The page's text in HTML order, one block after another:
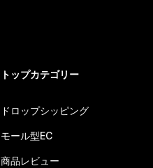
トップカテゴリー
ドロップシッピング
モール型EC
商品レビュー